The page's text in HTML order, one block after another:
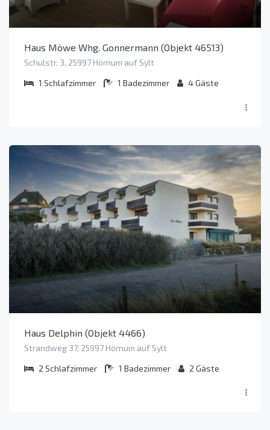
Haus Möwe Whg. Gonnermann (Objekt 46513)
Schulstr. 3, 25997 Hörnum auf Sylt
1 Schlafzimmer 1 Badezimmer 4Gäste
Haus Delphin (Objekt 4466)
Strandweg 37, 25997 Hörnum auf Sylt
2 Schlafzimmer 1 Badezimmer 2 Gäste